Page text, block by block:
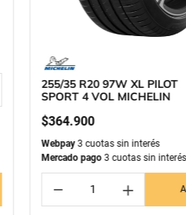
255/35 R20 97W XL PILOT
SPORT 4 VOL MICHELIN
$364.900
Webpay3 cuotas sin interés
Mercado pago3 cuotas sin interés
＋
－